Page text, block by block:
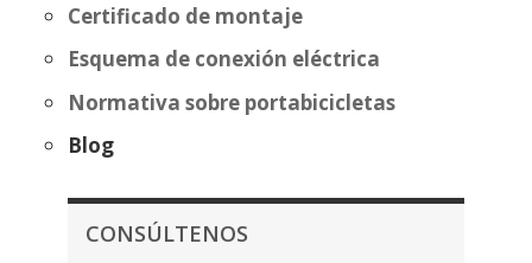
Certificado de montaje
Esquema de conexión eléctrica
Normativa sobre portabicicletas
Blog
CONSÚLTENOS